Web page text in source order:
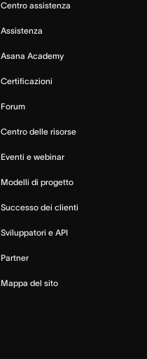
Centro assistenza
Assistenza
Asana Academy
Certificazioni
Forum
Centro delle risorse
Eventi e webinar
Modelli di progetto
Successo dei clienti
Sviluppatori e API
Partner
Mappa del sito